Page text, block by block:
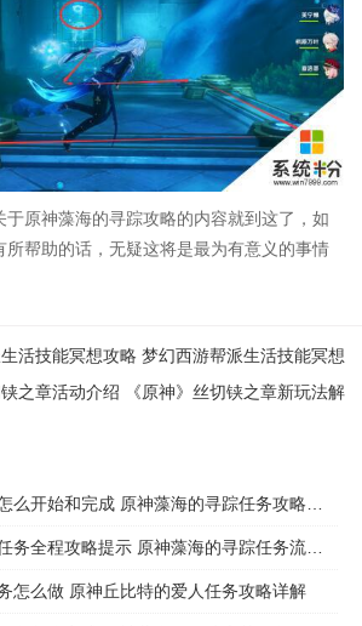
原神藻海的寻踪攻略的内容就到这了，如
所帮助的话，无疑这将是最为有意义的事情
活技能冥想攻略 梦幻西游帮派生活技能冥想
之章活动介绍 《原神》丝切铗之章新玩法解
怎么做 原神丘比特的爱人任务攻略详解